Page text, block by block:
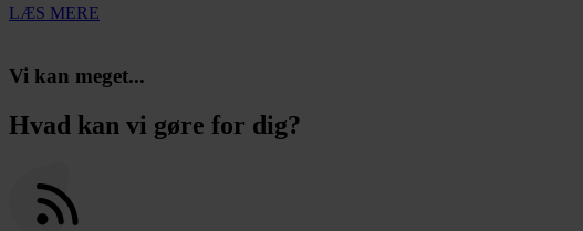
LÆS MERE
Vi kan meget...
Hvad kan vi gøre for dig?